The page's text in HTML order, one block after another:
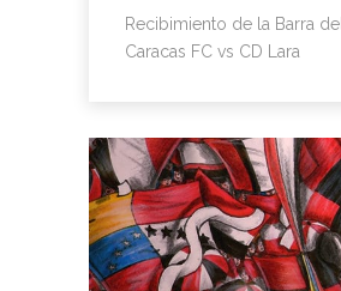
Recibimiento de la Barra del
Caracas FC vs CD Lara